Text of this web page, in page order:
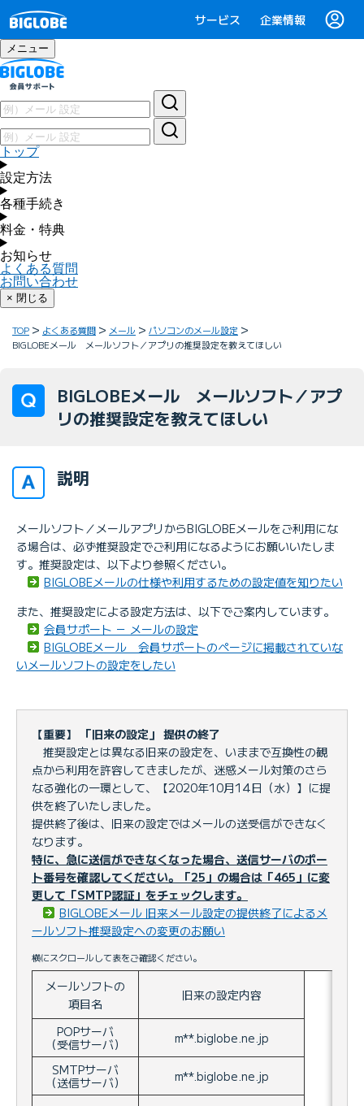
サービス 企業情報
メニュー
トップ
設定方法
各種手続き
料金・特典
お知らせ
よくある質問
お問い合わせ
× 閉じる
TOP よくある質問 メール
パソコンのメール設定
BIGLOBEメール メールソフト／アプリの推奨設定を教えてほしい
BIGLOBEメール メールソフト／アプ
リの推奨設定を教えてほしい
説明
メールソフト／メールアプリからBIGLOBEメールをご利用にな
る場合は、必ず推奨設定でご利用になるようにお願いいたしま
す。推奨設定は、以下より参照ください。
BIGLOBEメールの仕様や利用するための設定値を知りたい
また、推奨設定による設定方法は、以下でご案内しています。
会員サポート － メールの設定
BIGLOBEメール 会員サポートのページに掲載されていな
いメールソフトの設定をしたい
【重要】 「旧来の設定」 提供の終了
推奨設定とは異なる旧来の設定を、いままで互換性の観
点から利用を許容してきましたが、迷惑メール対策のさら
なる強化の一環として、【2020年10月14日（水）】に提
供を終了いたしました。
提供終了後は、旧来の設定ではメールの送受信ができなく
なります。
特に、急に送信ができなくなった場合、送信サーバのポー
ト番号を確認してください。「25」の場合は「465」に変
更して「SMTP認証」をチェックします。
BIGLOBEメール 旧来メール設定の提供終了によるメ
ールソフト推奨設定への変更のお願い
横にスクロールして表をご確認ください。
メールソフトの
項目名
旧来の設定内容
POPサーバ
（受信サーバ）
m**.biglobe.ne.jp
SMTPサーバ
（送信サーバ）
m**.biglobe.ne.jp